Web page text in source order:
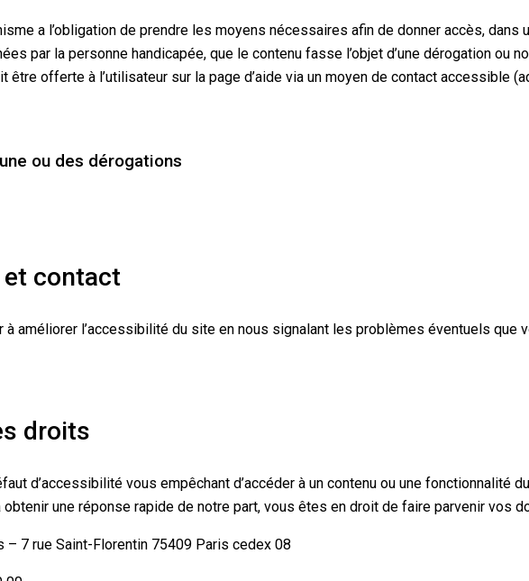
a l’obligation de prendre les moyens nécessaires afin de donner accès, dans
par la personne handicapée, que le contenu fasse l’objet d’une dérogation ou
être offerte à l’utilisateur sur la page d’aide via un moyen de contact accessible
ou des dérogations
contact
à améliorer l’accessibilité du site en nous signalant les problèmes éventuels que
droits
d’accessibilité vous empêchant d’accéder à un contenu ou une fonctionnalité
une réponse rapide de notre part, vous êtes en droit de faire parvenir vos
7 rue Saint-Florentin 75409 Paris cedex 08